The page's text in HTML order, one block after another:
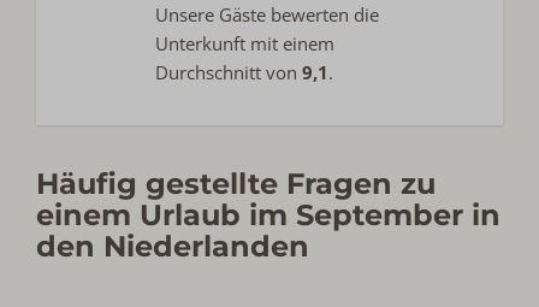
Unsere Gäste bewerten die
Unterkunft mit einem
Durchschnitt von 9,1.
Häufig gestellte Fragen zu
einem Urlaub im September in
den Niederlanden